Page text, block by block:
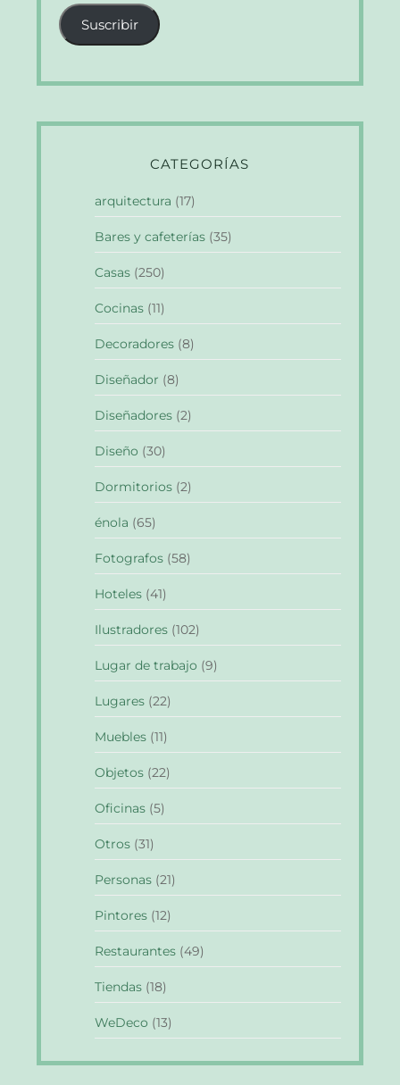
correo
electrónico
Suscribir
CATEGORÍAS
arquitectura (17)
Bares y cafeterías (35)
Casas (250)
Cocinas (11)
Decoradores (8)
Diseñador (8)
Diseñadores (2)
Diseño (30)
Dormitorios (2)
énola (65)
Fotografos (58)
Hoteles (41)
Ilustradores (102)
Lugar de trabajo (9)
Lugares (22)
Muebles (11)
Objetos (22)
Oficinas (5)
Otros (31)
Personas (21)
Pintores (12)
Restaurantes (49)
Tiendas (18)
WeDeco (13)